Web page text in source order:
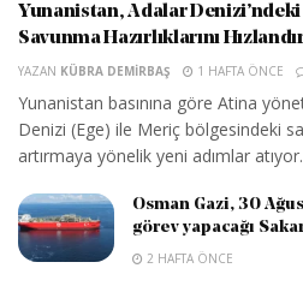
Yunanistan, Adalar
Savunma Hazırlıklarını
YAZAN KÜBRA DEMIRBAŞ 1 HAFTA ÖNCE
Yunanistan basınına göre Atina
Denizi (Ege) ile Meriç bölgesindeki
artırmaya yönelik yeni adımlar
Osman Gazi, 30
görev yapacağı
2 HAFTA ÖNCE